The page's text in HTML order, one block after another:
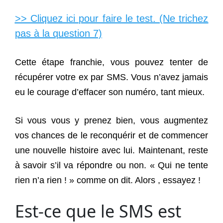
>> Cliquez ici pour faire le test. (Ne trichez
pas à la question 7)
Cette étape franchie, vous pouvez tenter de
récupérer votre ex par SMS. Vous n’avez jamais
eu le courage d’effacer son numéro, tant mieux.
Si vous vous y prenez bien, vous augmentez
vos chances de le reconquérir et de commencer
une nouvelle histoire avec lui. Maintenant, reste
à savoir s’il va répondre ou non. « Qui ne tente
rien n’a rien ! » comme on dit. Alors , essayez !
Est-ce que le SMS est